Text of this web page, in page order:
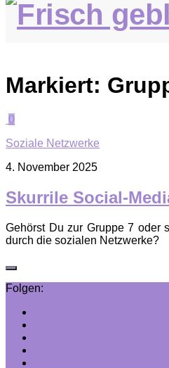
Markiert:
0
Soziale Netzwerke
4. November 2025
Skurrile Social-
Gehörst Du zur Gruppe 7 oder
durch die sozialen Netzwerke?
Folgen: